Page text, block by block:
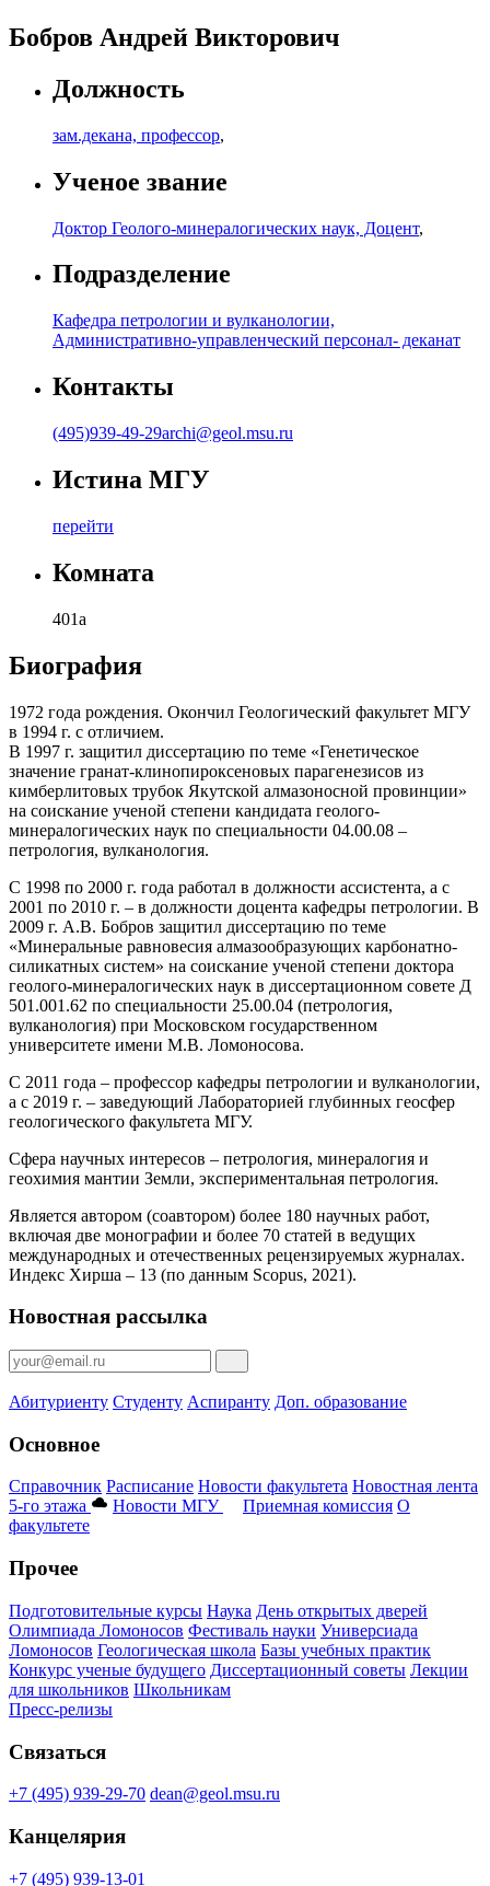
Бобров Андрей Викторович
Должность
зам.декана, профессор,
Ученое звание
Доктор Геолого-минералогических наук, Доцент,
Подразделение
Кафедра петрологии и вулканологии,
Административно-управленческий персонал- деканат
Контакты
(495)939-49-29archi@geol.msu.ru
Истина МГУ
перейти
Комната
401а
Биография
1972 года рождения. Окончил Геологический факультет МГУ
в 1994 г. с отличием.
В 1997 г. защитил диссертацию по теме «Генетическое
значение гранат-клинопироксеновых парагенезисов из
кимберлитовых трубок Якутской алмазоносной провинции»
на соискание ученой степени кандидата геолого-
минералогических наук по специальности 04.00.08 –
петрология, вулканология.
С 1998 по 2000 г. года работал в должности ассистента, а с
2001 по 2010 г. – в должности доцента кафедры петрологии. В
2009 г. А.В. Бобров защитил диссертацию по теме
«Минеральные равновесия алмазообразующих карбонатно-
силикатных систем» на соискание ученой степени доктора
геолого-минералогических наук в диссертационном совете Д
501.001.62 по специальности 25.00.04 (петрология,
вулканология) при Московском государственном
университете имени М.В. Ломоносова.
С 2011 года – профессор кафедры петрологии и вулканологии,
а с 2019 г. – заведующий Лабораторией глубинных геосфер
геологического факультета МГУ.
Сфера научных интересов – петрология, минералогия и
геохимия мантии Земли, экспериментальная петрология.
Является автором (соавтором) более 180 научных работ,
включая две монографии и более 70 статей в ведущих
международных и отечественных рецензируемых журналах.
Индекс Хирша – 13 (по данным Scopus, 2021).
Новостная рассылка
Абитуриенту Студенту Аспиранту Доп. образование
Основное
Справочник Расписание Новости факультета Новостная лента
5-го этажа
Новости МГУ Приемная комиссия О
факультете
Прочее
Подготовительные курсы Наука День открытых дверей
Олимпиада Ломоносов Фестиваль науки Универсиада
Ломоносов Геологическая школа Базы учебных практик
Конкурс ученые будущего Диссертационный советы Лекции
для школьников Школьникам
Пресс-релизы
Связаться
+7 (495) 939-29-70 dean@geol.msu.ru
Канцелярия
+7 (495) 939-13-01